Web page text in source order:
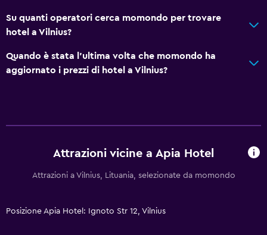
Parcheggio privato
Accessibilità
Non fumatori
Salute e sicurezza
Pulizia quotidiana
Su quanti operatori cerca momondo per trovare
hotel a Vilnius?
Quando è stata l'ultima volta che momondo ha
aggiornato i prezzi di hotel a Vilnius?
Attrazioni vicine a Apia Hotel
Attrazioni a Vilnius, Lituania, selezionate da momondo
Posizione Apia Hotel: Ignoto Str 12, Vilnius